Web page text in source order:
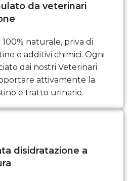
da veterinari
naturale, priva di
e additivi chimici. Ogni
dai nostri Veterinari
attivamente la
e tratto urinario.
disidratazione a